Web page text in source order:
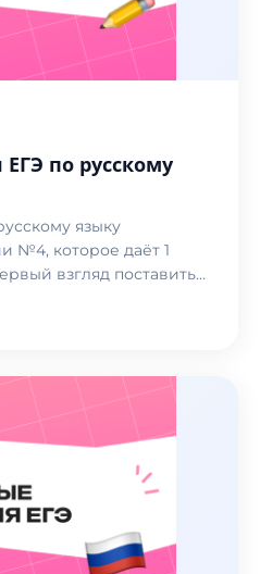
по русскому
языку
№4, которое даёт 1
взгляд поставить